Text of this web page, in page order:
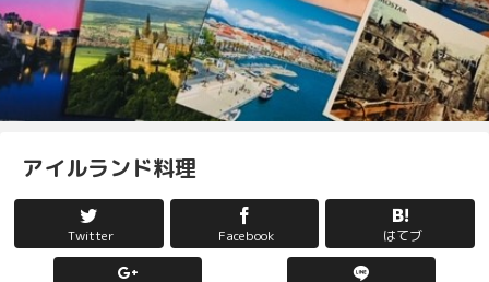
アイルランド料理
Twitter Facebook はてブ